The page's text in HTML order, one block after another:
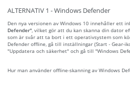
ALTERNATIV 1 - Windows Defender
Den nya versionen av Windows 10 innehåller ett
Defender" , vilket gör att du kan skanna din dator
som är svår att ta bort i ett operativsystem som
Defender offline, gå till inställningar (Start - Gear-
"Uppdatera och säkerhet" och gå till "Windows
Hur man använder offline-skanning av Windows